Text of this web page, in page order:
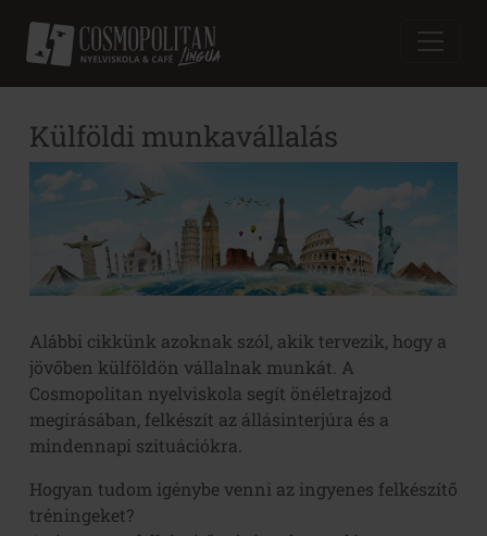
Külföldi munkavállalás
Alábbi cikkünk azoknak szól, akik tervezik, hogy a
jövőben külföldön vállalnak munkát. A
Cosmopolitan nyelviskola segít önéletrajzod
megírásában, felkészít az állásinterjúra és a
mindennapi szituációkra.
Hogyan tudom igénybe venni az ingyenes felkészítő
tréningeket?